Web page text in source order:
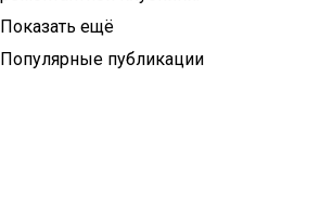
Показать ещё
Популярные публикации